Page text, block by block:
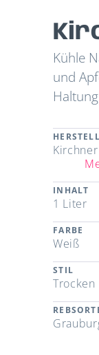
Kühle
und
Kirchner
INHALT
1 Liter
FARBE
Weiß
STIL
Trocken